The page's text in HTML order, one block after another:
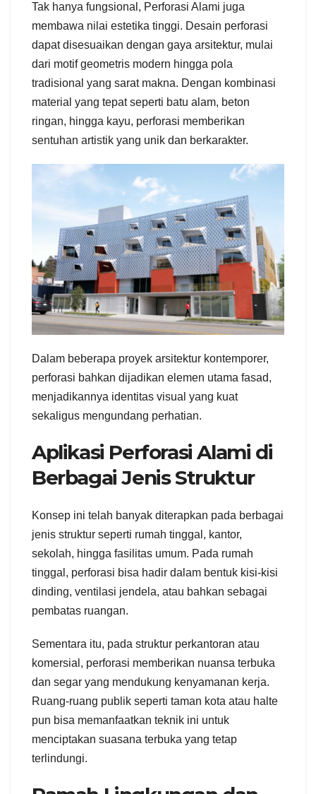
Tak hanya fungsional, Perforasi Alami juga
membawa nilai estetika tinggi. Desain perforasi
dapat disesuaikan dengan gaya arsitektur, mulai
dari motif geometris modern hingga pola
tradisional yang sarat makna. Dengan kombinasi
material yang tepat seperti batu alam, beton
ringan, hingga kayu, perforasi memberikan
sentuhan artistik yang unik dan berkarakter.
Dalam beberapa proyek arsitektur kontemporer,
perforasi bahkan dijadikan elemen utama fasad,
menjadikannya identitas visual yang kuat
sekaligus mengundang perhatian.
Aplikasi Perforasi Alami di
Berbagai Jenis Struktur
Konsep ini telah banyak diterapkan pada berbagai
jenis struktur seperti rumah tinggal, kantor,
sekolah, hingga fasilitas umum. Pada rumah
tinggal, perforasi bisa hadir dalam bentuk kisi-kisi
dinding, ventilasi jendela, atau bahkan sebagai
pembatas ruangan.
Sementara itu, pada struktur perkantoran atau
komersial, perforasi memberikan nuansa terbuka
dan segar yang mendukung kenyamanan kerja.
Ruang-ruang publik seperti taman kota atau halte
pun bisa memanfaatkan teknik ini untuk
menciptakan suasana terbuka yang tetap
terlindungi.